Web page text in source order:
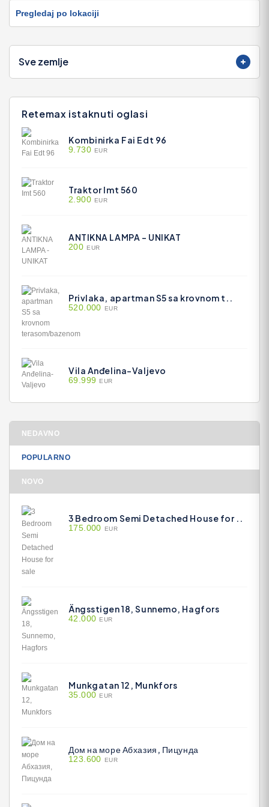
Pregledaj po lokaciji
Sve zemlje
Retemax istaknuti oglasi
Kombinirka Fai Edt 96
9.730 EUR
Traktor Imt 560
2.900 EUR
ANTIKNA LAMPA - UNIKAT
200 EUR
Privlaka, apartman S5 sa krovnom t..
520.000 EUR
Vila Anđelina-Valjevo
69.999 EUR
NEDAVNO
POPULARNO
NOVO
3 Bedroom Semi Detached House for ..
175.000 EUR
Ängsstigen 18, Sunnemo, Hagfors
42.000 EUR
Munkgatan 12, Munkfors
35.000 EUR
Дом на море Абхазия, Пицунда
123.600 EUR